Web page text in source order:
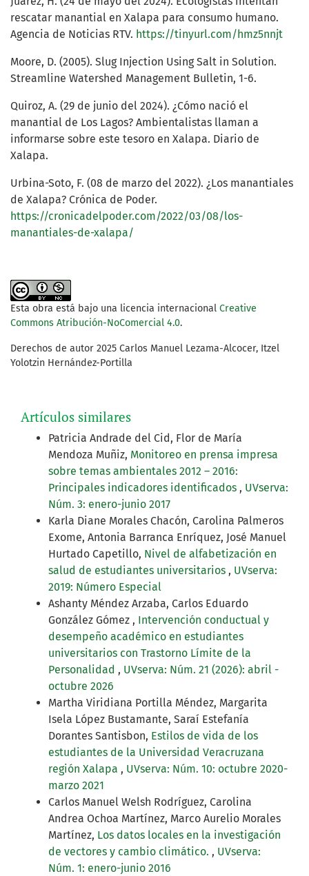
rescatar manantial en Xalapa para consumo humano.
Agencia de Noticias RTV. https://tinyurl.com/hmz5nnjt
Moore, D. (2005). Slug Injection Using Salt in Solution.
Streamline Watershed Management Bulletin, 1-6.
Quiroz, A. (29 de junio del 2024). ¿Cómo nació el
manantial de Los Lagos? Ambientalistas llaman a
informarse sobre este tesoro en Xalapa. Diario de
Xalapa.
Urbina-Soto, F. (08 de marzo del 2022). ¿Los manantiales
de Xalapa? Crónica de Poder.
https://cronicadelpoder.com/2022/03/08/los-
manantiales-de-xalapa/
Esta obra está bajo una licencia internacional Creative
Commons Atribución-NoComercial 4.0.
Derechos de autor 2025 Carlos Manuel Lezama-Alcocer, Itzel
Yolotzin Hernández-Portilla
Artículos similares
Patricia Andrade del Cid, Flor de María
Mendoza Muñiz, Monitoreo en prensa impresa
sobre temas ambientales 2012 – 2016:
Principales indicadores identificados , UVserva:
Núm. 3: enero-junio 2017
Karla Diane Morales Chacón, Carolina Palmeros
Exome, Antonia Barranca Enríquez, José Manuel
Hurtado Capetillo, Nivel de alfabetización en
salud de estudiantes universitarios , UVserva:
2019: Número Especial
Ashanty Méndez Arzaba, Carlos Eduardo
González Gómez , Intervención conductual y
desempeño académico en estudiantes
universitarios con Trastorno Límite de la
Personalidad , UVserva: Núm. 21 (2026): abril -
octubre 2026
Martha Viridiana Portilla Méndez, Margarita
Isela López Bustamante, Saraí Estefanía
Dorantes Santisbon, Estilos de vida de los
estudiantes de la Universidad Veracruzana
región Xalapa , UVserva: Núm. 10: octubre 2020-
marzo 2021
Carlos Manuel Welsh Rodríguez, Carolina
Andrea Ochoa Martínez, Marco Aurelio Morales
Martínez, Los datos locales en la investigación
de vectores y cambio climático. , UVserva:
Núm. 1: enero-junio 2016